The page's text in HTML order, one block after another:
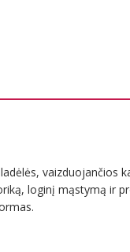
vaizduojančios
loginį mąstymą ir